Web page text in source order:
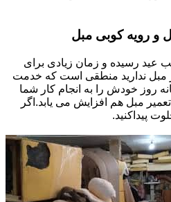
و رویه کوبی مبل
عید رسیده و زمان زیادی برای
مبل ندارید منطقی است که خدمت
روز خودش را به انجام کار شما
مبل هم افزایش می یابد.اگر
پیداکنید.